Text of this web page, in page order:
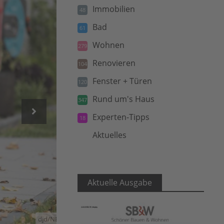
djd/NEHER
48 Immobilien
61 Bad
279 Wohnen
104 Renovieren
120 Fenster + Türen
347 Rund um's Haus
18 Experten-Tipps
Aktuelles
Aktuelle Ausgabe